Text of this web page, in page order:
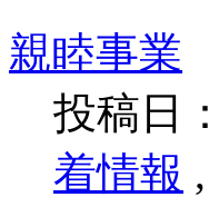
親睦事業
投稿日
着情報 ,